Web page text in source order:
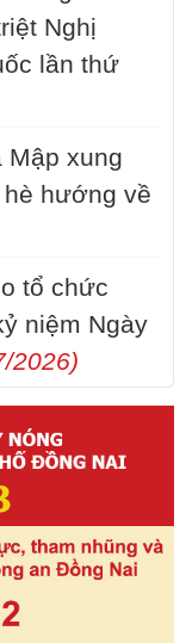
Nghị
lần thứ
Mập xung
hướng về
tổ chức
niệm Ngày
2026)